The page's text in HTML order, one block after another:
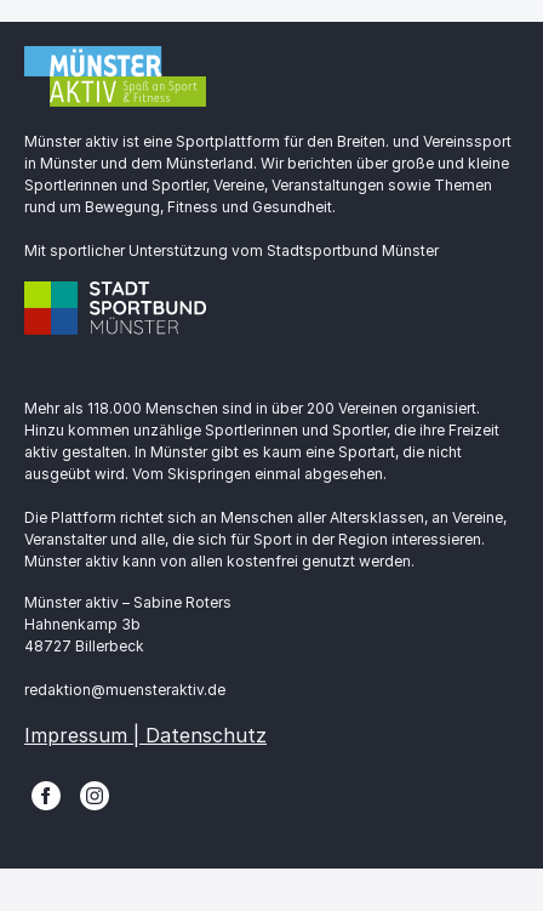
Münster aktiv ist eine Sportplattform für den Breiten. und Vereinssport
in Münster und dem Münsterland. Wir berichten über große und kleine
Sportlerinnen und Sportler, Vereine, Veranstaltungen sowie Themen
rund um Bewegung, Fitness und Gesundheit.
Mit sportlicher Unterstützung vom Stadtsportbund Münster
Mehr als 118.000 Menschen sind in über 200 Vereinen organisiert.
Hinzu kommen unzählige Sportlerinnen und Sportler, die ihre Freizeit
aktiv gestalten. In Münster gibt es kaum eine Sportart, die nicht
ausgeübt wird. Vom Skispringen einmal abgesehen.
Die Plattform richtet sich an Menschen aller Altersklassen, an Vereine,
Veranstalter und alle, die sich für Sport in der Region interessieren.
Münster aktiv kann von allen kostenfrei genutzt werden.
Münster aktiv – Sabine Roters
Hahnenkamp 3b
48727 Billerbeck
redaktion@muensteraktiv.de
Impressum | Datenschutz